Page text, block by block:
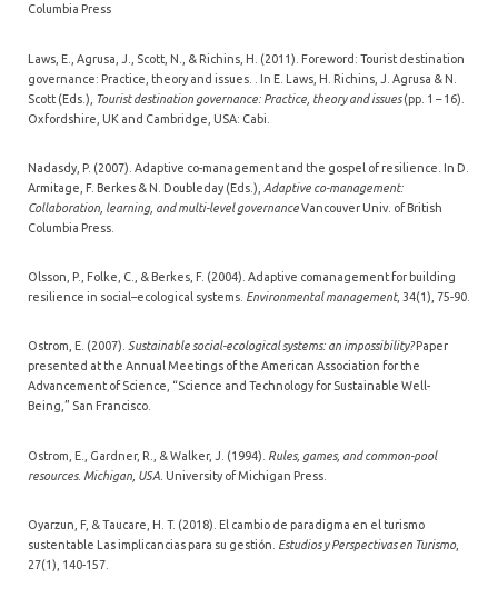
Columbia Press
Laws, E., Agrusa, J., Scott, N., & Richins, H. (2011). Foreword: Tourist destination
governance: Practice, theory and issues. . In E. Laws, H. Richins, J. Agrusa & N.
Scott (Eds.),
Tourist destination governance: Practice, theory and issues(pp. 1 – 16).
Oxfordshire, UK and Cambridge, USA: Cabi.
Nadasdy, P. (2007). Adaptive co-management and the gospel of resilience. In D.
Armitage, F. Berkes & N. Doubleday (Eds.), Adaptive co-management:
Collaboration, learning, and multi-level governanceVancouver Univ. of British
Columbia Press.
Olsson, P., Folke, C., & Berkes, F. (2004). Adaptive comanagement for building
resilience in social–ecological systems. Environmental management, 34(1), 75-90.
Ostrom, E. (2007). Sustainable social-ecological systems: an impossibility?Paper
presented at the Annual Meetings of the American Association for the
Advancement of Science, “Science and Technology for Sustainable Well-
Being,” San Francisco.
Ostrom, E., Gardner, R., & Walker, J. (1994). Rules, games, and common-pool
resources. Michigan, USA. University of Michigan Press.
Oyarzun, F, & Taucare, H. T. (2018). El cambio de paradigma en el turismo
sustentable Las implicancias para su gestión. Estudios y Perspectivas en Turismo
27(1), 140-157.